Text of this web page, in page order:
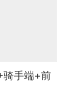
骑手端+前